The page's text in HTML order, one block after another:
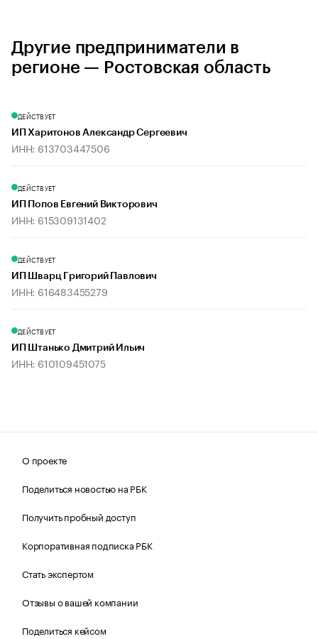
Другие предприниматели в
регионе — Ростовская область
ДЕЙСТВУЕТ
ИП Харитонов Александр Сергеевич
ИНН: 613703447506
ДЕЙСТВУЕТ
ИП Попов Евгений Викторович
ИНН: 615309131402
ДЕЙСТВУЕТ
ИП Шварц Григорий Павлович
ИНН: 616483455279
ДЕЙСТВУЕТ
ИП Штанько Дмитрий Ильич
ИНН: 610109451075
О проекте
Поделиться новостью на РБК
Получить пробный доступ
Корпоративная подписка РБК
Стать экспертом
Отзывы о вашей компании
Поделиться кейсом